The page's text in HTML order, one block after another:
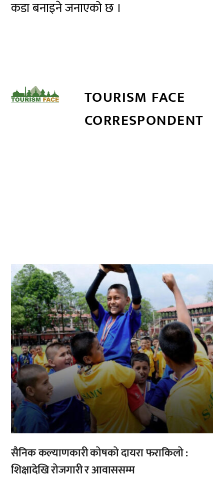
कडा बनाइने जनाएको छ ।
TOURISM FACE
CORRESPONDENT
,
सैनिक कल्याणकारी कोषको दायरा फराकिलो :
शिक्षादेखि रोजगारी र आवाससम्म